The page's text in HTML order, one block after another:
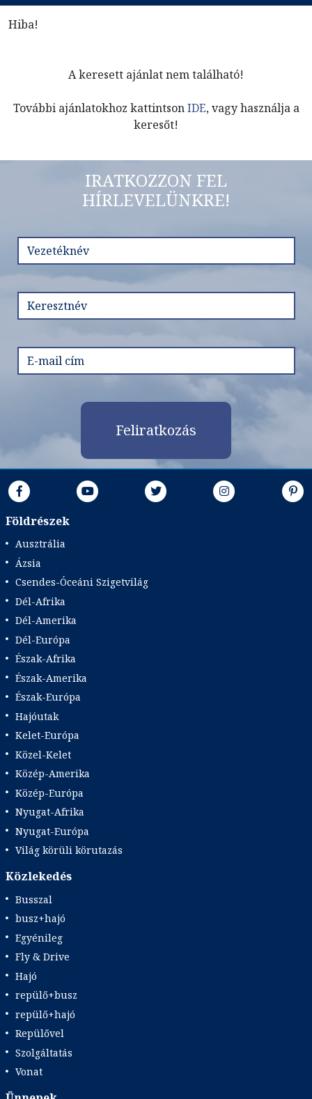
Hiba!
A keresett ajánlat nem található!
További ajánlatokhoz kattintsonIDE, vagy használja a
keresőt!
IRATKOZZON FEL
HÍRLEVELÜNKRE!
Feliratkozás
Földrészek
Ausztrália
Ázsia
Csendes-Óceáni Szigetvilág
Dél-Afrika
Dél-Amerika
Dél-Európa
Észak-Afrika
Észak-Amerika
Észak-Európa
Hajóutak
Kelet-Európa
Közel-Kelet
Közép-Amerika
Közép-Európa
Nyugat-Afrika
Nyugat-Európa
Világ körüli körutazás
Közlekedés
Busszal
busz+hajó
Egyénileg
Fly & Drive
Hajó
repülő+busz
repülő+hajó
Repülővel
Szolgáltatás
Vonat